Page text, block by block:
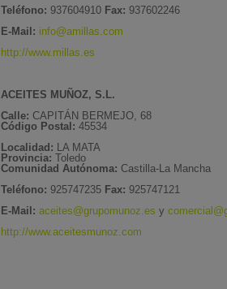
Teléfono: 937604910 Fax: 937602246
E-Mail: info@amillas.com
http://www.millas.es
ACEITES MUÑOZ, S.L.
Calle: CAPITÁN BERMEJO, 68
Código Postal: 45534
Localidad: LA MATA
Provincia: Toledo
Comunidad Autónoma: Castilla-La Mancha
Teléfono: 925747235 Fax: 925747121
E-Mail: aceites@grupomunoz.es y
http://www.aceitesmunoz.com